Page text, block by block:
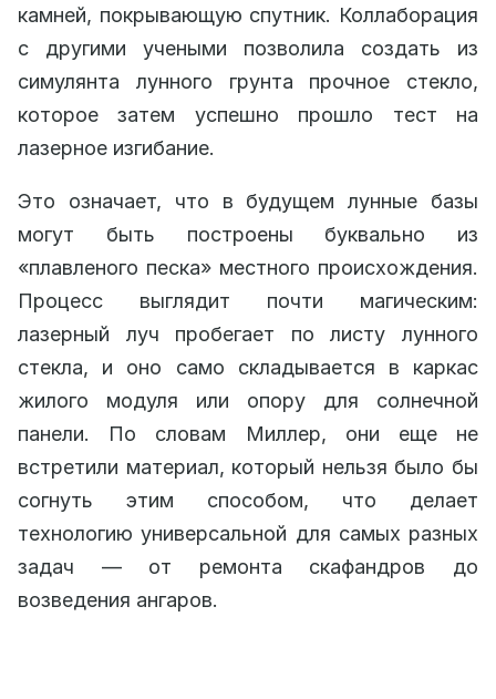
камней, покрывающую спутник. Коллаборация
с другими учеными позволила создать из
симулянта лунного грунта прочное стекло,
которое затем успешно прошло тест на
лазерное изгибание.
Это означает, что в будущем лунные базы
могут быть построены буквально из
«плавленого песка» местного происхождения.
Процесс выглядит почти магическим:
лазерный луч пробегает по листу лунного
стекла, и оно само складывается в каркас
жилого модуля или опору для солнечной
панели. По словам Миллер, они еще не
встретили материал, который нельзя было бы
согнуть этим способом, что делает
технологию универсальной для самых разных
задач — от ремонта скафандров до
возведения ангаров.